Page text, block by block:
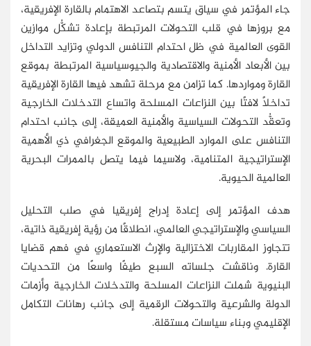
جاء المؤتمر في سياق يتسم بتصاعد الاهتمام بالقارة الإفريقية،
مع بروزها في قلب التحولات المرتبطة بإعادة تشكُّل موازين
القوى العالمية في ظل احتدام التنافس الدولي وتزايد التداخل
بين الأبعاد الأمنية والاقتصادية والجيوسياسية المرتبطة بموقع
القارة ومواردها. كما تزامن مع مرحلة تشهد فيها القارة الإفريقية
تداخلًا لافتًا بين النزاعات المسلحة واتساع التدخلات الخارجية
وتعقُّد التحولات السياسية والأمنية العميقة، إلى جانب احتدام
التنافس على الموارد الطبيعية والموقع الجغرافي ذي الأهمية
الإستراتيجية المتنامية، ولاسيما فيما يتصل بالممرات البحرية
العالمية الحيوية.
هدف المؤتمر إلى إعادة إدراج إفريقيا في صلب التحليل
السياسي والإستراتيجي العالمي، انطلاقًا من رؤية إفريقية ذاتية،
تتجاوز المقاربات الاختزالية والإرث الاستعماري في فهم قضايا
القارة. وناقشت جلساته السبع طيفًا واسعًا من التحديات
البنيوية شملت النزاعات المسلحة والتدخلات الخارجية وأزمات
الدولة والشرعية والتحولات الرقمية إلى جانب رهانات التكامل
الإقليمي وبناء سياسات مستقلة.